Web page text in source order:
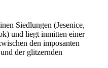
Siedlungen (Jesenice,
und liegt inmitten einer
den imposanten
der glitzernden